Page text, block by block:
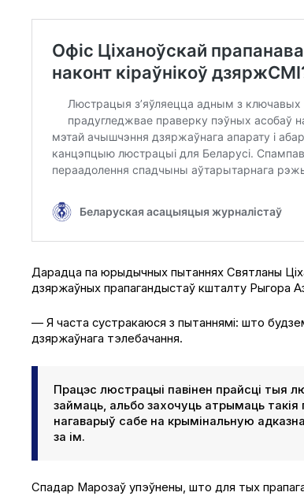
Дарадца па юрыдычных пытаннях Святланы
дзяржаўных прапагандыстаў кшталту Рыгора
— Я часта сустракаюся з пытаннямі: што
дзяржаўнага тэлебачання.
Працэс люстрацыі павінен прайсці тыя
займаць, альбо захочуць атрымаць
нагаварыў сабе на крымінальную
за ім.
Спадар Марозаў упэўнены, што для тых